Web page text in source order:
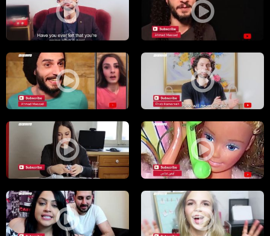
صراع المساجد والكنائس وهل الخطر قادم؟؟ ،الكاملة،يوتيوبرز،02.6.2019
ليش اهدافنا دايما بتخرب على اخر
عندك هدف بس مش جاهز تتحرك باتجاهة؟ شو الحل، ايهابالسناب شات وتحول الشباب الى بنات شو
باربي رايحة عند دار خالتها وبوب لاقاها ونشوف كيف بدها تحاربو بقصة
لازم تاكل الكتب اكل .. حرفيا شو معنى
مين منا ما بيحلم ؟ هانا زياد رح تقلنا كيف نحقق هايشو هيي اكتر ٥ شغلات بيكرهوها الشباب بالبنات؟ .،الكاملة،يوتيوبرز،27.5.2019،مساواة